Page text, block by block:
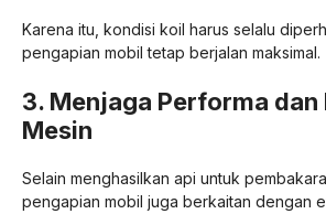
Karena itu, kondisi koil harus selalu
pengapian mobil tetap berjalan maksimal.
3. Menjaga Performa dan
Mesin
Selain menghasilkan api untuk
pengapian mobil juga berkaitan dengan